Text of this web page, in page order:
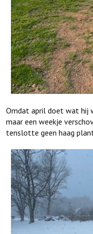
Omdat april doet wat hij
maar een weekje
tenslotte geen haag